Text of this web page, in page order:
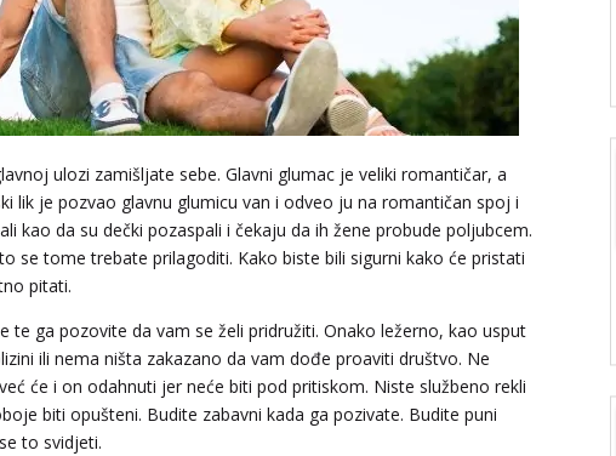
ulozi zamišljate sebe. Glavni glumac je veliki romantičar, a
lik je pozvao glavnu glumicu van i odveo ju na romantičan spoj i
kao da su dečki pozaspali i čekaju da ih žene probude poljubcem.
se tome trebate prilagoditi. Kako biste bili sigurni kako će pristati
pitati.
te ga pozovite da vam se želi pridružiti. Onako ležerno, kao usput
ili nema ništa zakazano da vam dođe proaviti društvo. Ne
će i on odahnuti jer neće biti pod pritiskom. Niste službeno rekli
biti opušteni. Budite zabavni kada ga pozivate. Budite puni
to svidjeti.